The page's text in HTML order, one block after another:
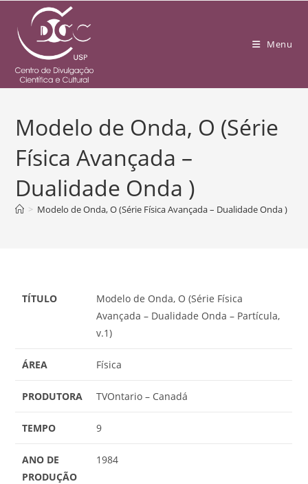
Menu
Modelo de Onda, O (Série
Física Avançada –
Dualidade Onda )
> Modelo de Onda, O (Série Física Avançada – Dualidade Onda )
TÍTULO
Modelo de Onda, O (Série Física
Avançada – Dualidade Onda – Partícula,
v.1)
ÁREA Física
PRODUTORA TVOntario – Canadá
TEMPO 9
ANO DE
PRODUÇÃO
1984